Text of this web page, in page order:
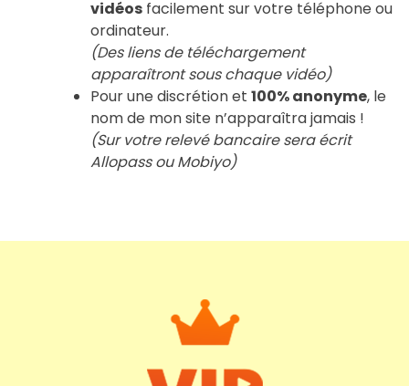
vidéos facilement sur votre téléphone ou
ordinateur.
(Des liens de téléchargement
apparaîtront sous chaque vidéo)
Pour une discrétion et100% anonyme, le
nom de mon site n’apparaîtra jamais !
(Sur votre relevé bancaire sera écrit
Allopass ou Mobiyo)